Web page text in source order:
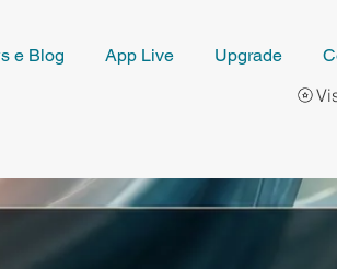
e Blog App Live Upgrade